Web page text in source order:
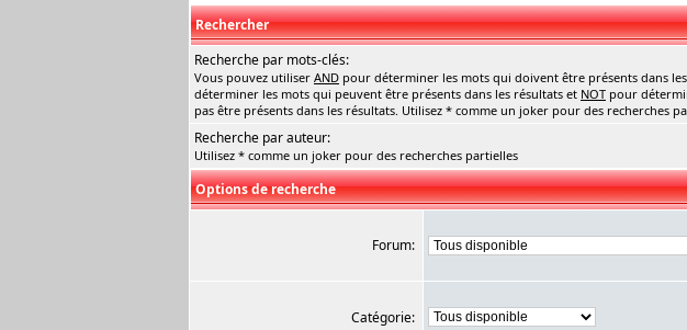
Rechercher
Recherche par mots-clés:
Vous pouvez utiliser AND pour déterminer les mots qui doivent être présents dans
déterminer les mots qui peuvent être présents dans les résultats et NOT pour
pas être présents dans les résultats. Utilisez * comme un joker pour des recherches
Recherche par auteur:
Utilisez * comme un joker pour des recherches partielles
Options de recherche
Forum:
Catégorie: